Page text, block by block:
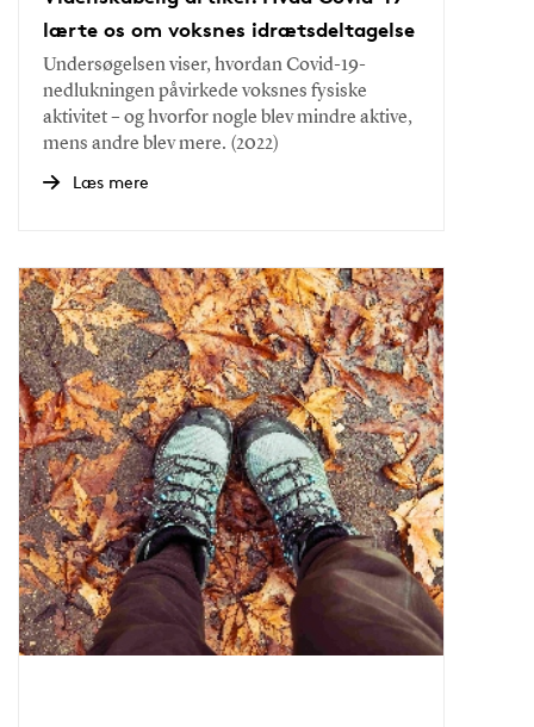
lærte os om voksnes idrætsdeltagelse
Undersøgelsen viser, hvordan Covid-19-
nedlukningen påvirkede voksnes fysiske
aktivitet – og hvorfor nogle blev mindre aktive,
mens andre blev mere. (2022)
Læs mere